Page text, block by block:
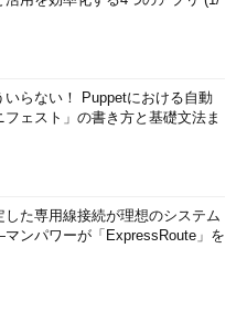
いらない！ Puppetにおける自動
ェスト」の書き方と基礎文法ま
した専用線接続が理想のシステム
ンパワーが「ExpressRoute」を